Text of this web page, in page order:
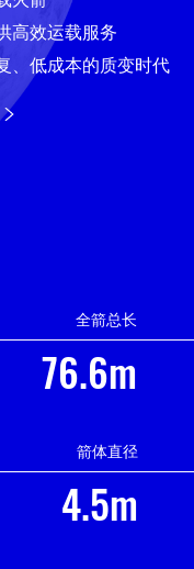
高效运载服务
、低成本的质变时代
全箭总长
76.6m
箭体直径
4.5m